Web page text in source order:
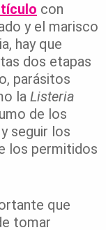
con
y el marisco
hay que
dos etapas
parásitos
la Listeria
de los
seguir los
los permitidos
que
tomar